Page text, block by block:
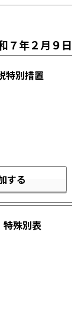
７年２月９日
特別措置
する
殊別表